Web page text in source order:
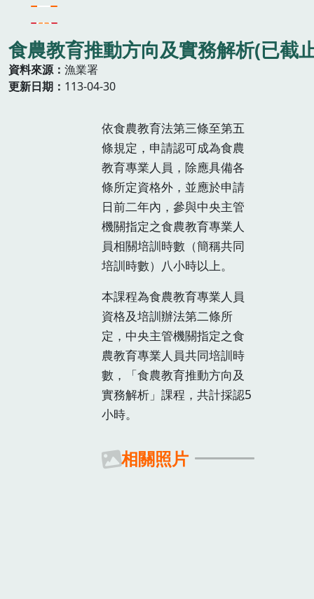
食農教育推動方向及實務解析(已截
資料來源
漁業署
更新日期
113-04-30
依食農教育法第三條至第五
條規定，申請認可成為食農
教育專業人員，除應具備各
條所定資格外，並應於申請
日前二年內，參與中央主管
機關指定之食農教育專業人
員相關培訓時數（簡稱共同
培訓時數）八小時以上。
本課程為食農教育專業人員
資格及培訓辦法第二條所
定，中央主管機關指定之食
農教育專業人員共同培訓時
數，「食農教育推動方向及
實務解析」課程，共計採認5
小時。
相關照片